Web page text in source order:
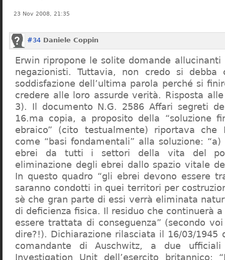
23 Nov 2008, 21:35
#34 Daniele Coppin
Erwin ripropone le solite domande
negazionisti. Tuttavia, non credo si debba
soddisfazione dell’ultima parola perché si
credere alle loro assurde verità. Risposta
3). Il documento N.G. 2586 Affari segreti
16.ma copia, a proposito della “soluzione
ebraico” (cito testualmente) riportava che
come “basi fondamentali” alla soluzione:
ebrei da tutti i settori della vita del
eliminazione degli ebrei dallo spazio vitale
In questo quadro “gli ebrei devono essere
saranno condotti in quei territori per
sè che gran parte di essi verrà eliminata
di deficienza fisica. Il residuo che continuerà
essere trattata di conseguenza” (secondo
dire?!). Dichiarazione rilasciata il 16/03/1945
comandante di Auschwitz, a due
Investigation Unit dell’esercito britannico: